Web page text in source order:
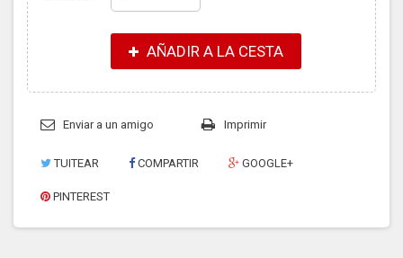
AÑADIR A LA CESTA
Enviar a un amigo Imprimir
TUITEAR COMPARTIR GOOGLE+
PINTEREST